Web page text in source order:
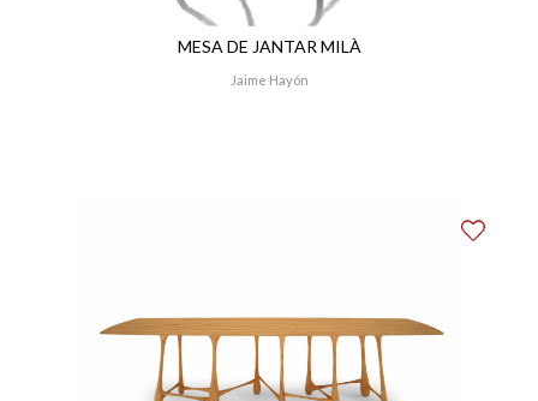
MESA DE JANTAR MILÀ
Jaime Hayón